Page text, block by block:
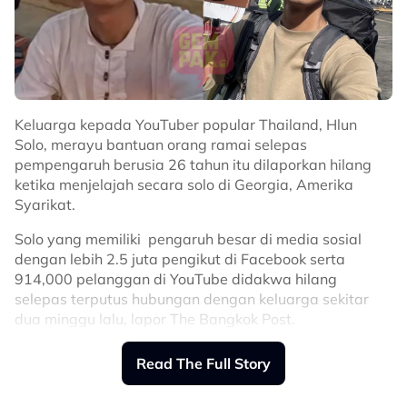
soala), kawan-kawan saha betul-betul nak faham
kehidupan saya sekarang,” katanya lagi.
Untuk rekod, Maryam selamat mendirikan rumah
tangga bersama suaminya yang merupakan
usahawan dan pempengaruh, Ryzal Ibrahim pada 15
Ogos 2019 di sebuah masjid di Korea Selatan.
Hasil perkahwinan itu, mereka dikurniakan dua orang
cahaya mata.
Sumber:
Related Topics
#Maryam Younarae #Islam #Ryzal Ibrahim
#Korea Selatan
#Pempengaruh
Keluarga kepada YouTuber popular Thailand, Hlun
Solo, merayu bantuan orang ramai selepas
pempengaruh berusia 26 tahun itu dilaporkan hilang
ketika menjelajah secara solo di Georgia, Amerika
Syarikat.
Solo yang memiliki pengaruh besar di media sosial
dengan lebih 2.5 juta pengikut di Facebook serta
914,000 pelanggan di YouTube didakwa hilang
selepas terputus hubungan dengan keluarga sekitar
dua minggu lalu, lapor The Bangkok Post.
Pempengaruh tersebut berada di Georgia dalam siri
jelajah solo dan konten pengembaraan keliling dunia
Read The Full Story